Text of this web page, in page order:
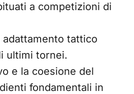
a competizioni di
adattamento tattico
ultimi tornei.
e la coesione del
fondamentali in